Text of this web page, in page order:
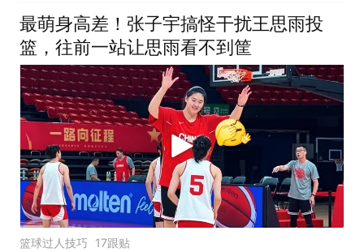
最萌身高差！张子宇搞怪干扰王思雨投
篮，往前一站让思雨看不到筐
篮球过人技巧 17跟贴